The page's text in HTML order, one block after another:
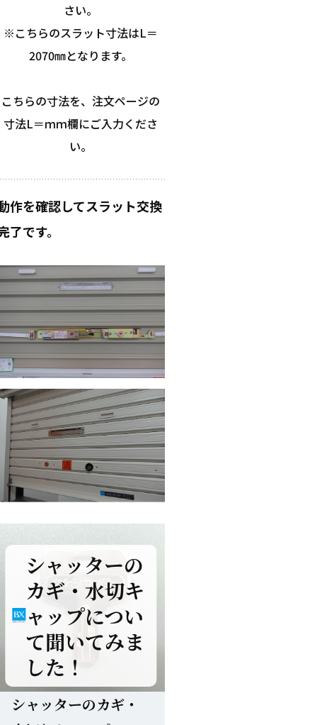
さい。
※こちらのスラット寸法はL＝
2070㎜となります。
こちらの寸法を、注文ページの
寸法L＝ｍｍ欄にご入力くださ
い。
作を確認してスラット交換
了です。
シャッターの
カギ・水切キ
ャップについ
て聞いてみま
した！
シャッターのカギ・